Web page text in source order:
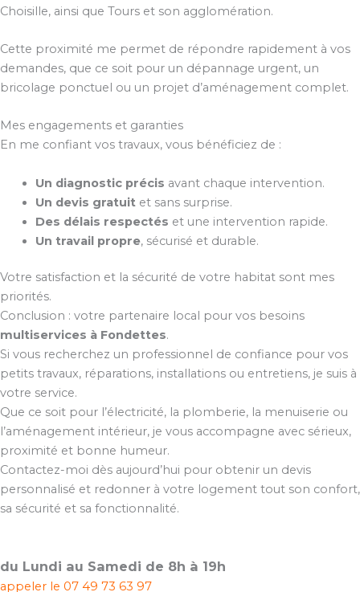
Choisille, ainsi que Tours et son agglomération.
Cette proximité me permet de répondre rapidement à vos
demandes, que ce soit pour un dépannage urgent, un
bricolage ponctuel ou un projet d’aménagement complet.
Mes engagements et garanties
En me confiant vos travaux, vous bénéficiez de :
Un diagnostic précis avant chaque intervention.
Un devis gratuitet sans surprise.
Des délais respectés et une intervention rapide.
Un travail propre, sécurisé et durable.
Votre satisfaction et la sécurité de votre habitat sont mes
priorités.
Conclusion : votre partenaire local pour vos besoins
multiservices à Fondettes.
Si vous recherchez un professionnel de confiance pour vos
petits travaux, réparations, installations ou entretiens, je suis à
votre service.
Que ce soit pour l’électricité, la plomberie, la menuiserie ou
l’aménagement intérieur, je vous accompagne avec sérieux,
proximité et bonne humeur.
Contactez-moi dès aujourd’hui pour obtenir un devis
personnalisé et redonner à votre logement tout son confort,
sa sécurité et sa fonctionnalité.
du Lundi au Samedi de 8h à 19h
appeler le 07 49 73 63 97